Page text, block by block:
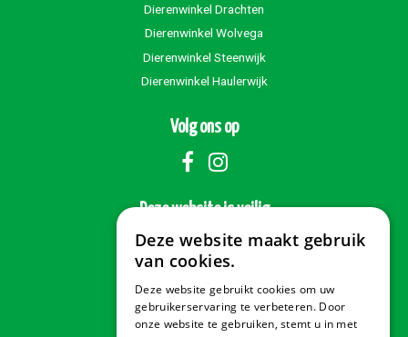
Dierenwinkel Drachten
Dierenwinkel Wolvega
Dierenwinkel Steenwijk
Dierenwinkel Haulerwijk
Volg ons op
Deze website is veilig
Veilig betalen
Deze website maakt gebruik
van cookies.
Deze website gebruikt cookies om uw
gebruikerservaring te verbeteren. Door
onze website te gebruiken, stemt u in met